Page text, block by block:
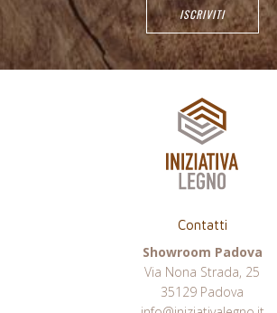
Contatti
Showroom Padova
Via Nona Strada, 25
35129 Padova